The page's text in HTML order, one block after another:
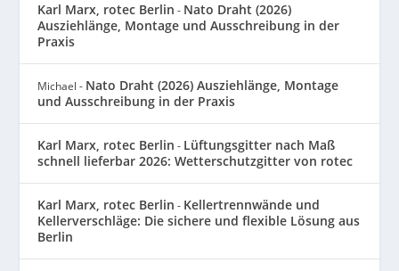
Karl Marx, rotec Berlin - Nato Draht (2026)
Ausziehlänge, Montage und Ausschreibung in der
Praxis
Michael - Nato Draht (2026) Ausziehlänge, Montage
und Ausschreibung in der Praxis
Karl Marx, rotec Berlin - Lüftungsgitter nach Maß
schnell lieferbar 2026: Wetterschutzgitter von rotec
Karl Marx, rotec Berlin - Kellertrennwände und
Kellerverschläge: Die sichere und flexible Lösung aus
Berlin